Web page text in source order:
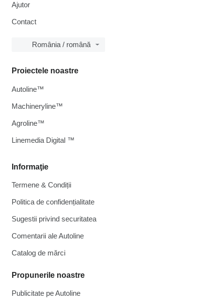
Ajutor
Contact
România / română
Informaţie
Termene & Condiții
Politica de confidențialitate
Sugestii privind securitatea
Comentarii ale Autoline
Catalog de mărcі
Propunerile noastre
Publicitate pe Autoline
Proiectele noastre
Autoline™
Machineryline™
Agroline™
Linemedia Digital ™